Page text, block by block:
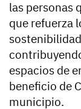
las personas
que refuerza
espacios de
beneficio de
municipio.